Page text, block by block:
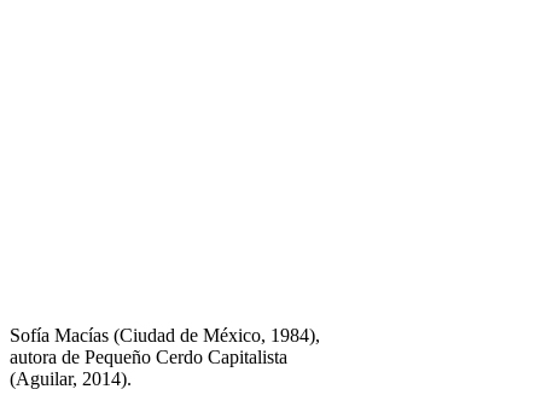
Sofía Macías (Ciudad de México, 1984),
autora de Pequeño Cerdo Capitalista
(Aguilar, 2014).